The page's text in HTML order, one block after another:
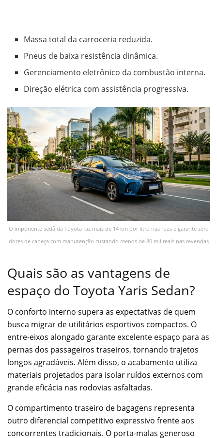
Massa total da carroceria reduzida.
Pneus de baixa resistência dinâmica.
Gerenciamento eletrônico da combustão interna.
Direção elétrica com assistência progressiva.
O imponente sedã da Toyota faz mais de 14 km por litro nas ruas e garante zero
dores de cabeça com manutenção custando menos de 80 mil reais nas revendas
Quais são as vantagens de
espaço do Toyota Yaris Sedan?
O conforto interno supera as expectativas de quem
busca migrar de utilitários esportivos compactos. O
entre-eixos alongado garante excelente espaço para as
pernas dos passageiros traseiros, tornando trajetos
longos agradáveis. Além disso, o acabamento utiliza
materiais projetados para isolar ruídos externos com
grande eficácia nas rodovias asfaltadas.
O compartimento traseiro de bagagens representa
outro diferencial competitivo expressivo frente aos
concorrentes tradicionais. O porta-malas generoso